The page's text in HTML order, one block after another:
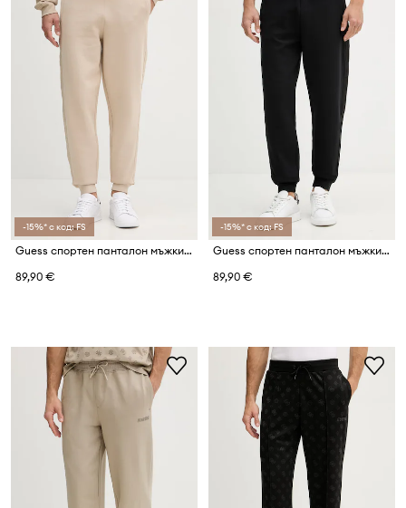
-15%* с код: FS
Guess спортен панталон мъжки с памук THOR
89,90 €
-15%* с код: FS
Guess спортен панталон мъжки с памук THOR
89,90 €